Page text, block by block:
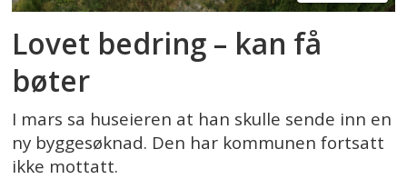
Lovet bedring – kan få
bøter
I mars sa huseieren at han skulle sende inn en
ny byggesøknad. Den har kommunen fortsatt
ikke mottatt.